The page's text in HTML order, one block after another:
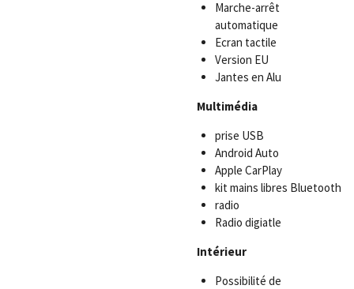
Marche-arrêt
automatique
Ecran tactile
Version EU
Jantes en Alu
Multimédia
prise USB
Android Auto
Apple CarPlay
kit mains libres Bluetooth
radio
Radio digiatle
Intérieur
Possibilité de